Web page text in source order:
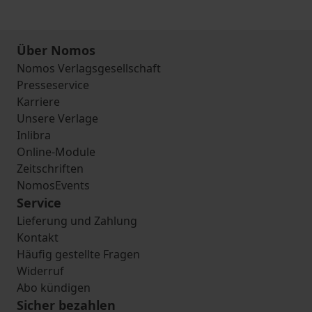
Über Nomos
Nomos Verlagsgesellschaft
Presseservice
Karriere
Unsere Verlage
Inlibra
Online-Module
Zeitschriften
NomosEvents
Service
Lieferung und Zahlung
Kontakt
Häufig gestellte Fragen
Widerruf
Abo kündigen
Sicher bezahlen